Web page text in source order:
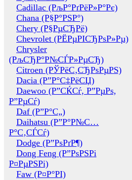
Cadillac (РљР°РґРёР»Р°Рє)
Chana (Р§Р°РЅР°)
Chery (Р§РµСЂРё)
Chevrolet (РЁРµРІСЂРѕР»Рµ)
Chrysler
(РљСЂР°Р№СЃР»РµСЂ)
Citroen (РЎРёС‚СЂРѕРµРЅ)
Dacia (Р”Р°С‡РёСЏ)
Daewoo (Р”СЌСѓ, Р”РµРѕ,
Р”РµСѓ)
Daf (Р”Р°С„)
Daihatsu (Р”Р°Р№С…
Р°С‚СЃСѓ)
Dodge (Р”РѕРґР¶)
Dong Feng (Р”РѕРЅРі
Р¤РµРЅРі)
Faw (Р¤Р°РІ)